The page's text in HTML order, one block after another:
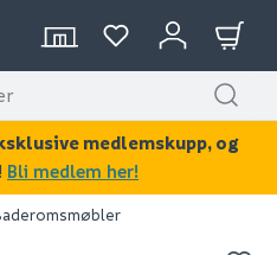
AV INTERESSE?
medlemskupp, og
! Bli medlem her!